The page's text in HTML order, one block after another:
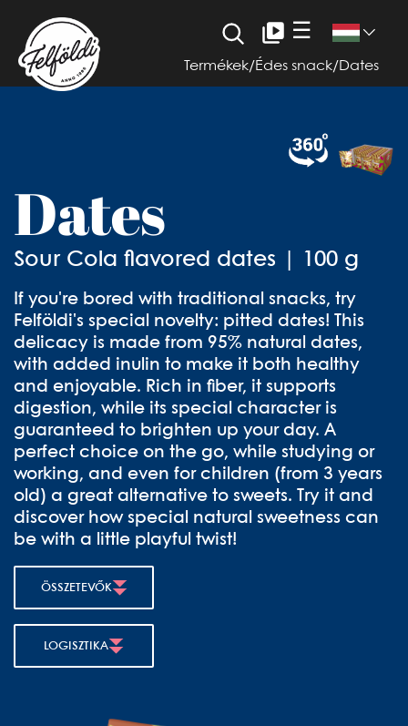
☰
Termékek/ Édes snack/ Dates
Dates
Sour Cola flavored dates | 100 g
If you're bored with traditional snacks, try
Felföldi's special novelty: pitted dates! This
delicacy is made from 95% natural dates,
with added inulin to make it both healthy
and enjoyable. Rich in fiber, it supports
digestion, while its special character is
guaranteed to brighten up your day. A
perfect choice on the go, while studying or
working, and even for children (from 3 years
old) a great alternative to sweets. Try it and
discover how special natural sweetness can
be with a little playful twist!
ÖSSZETEVŐK
LOGISZTIKA